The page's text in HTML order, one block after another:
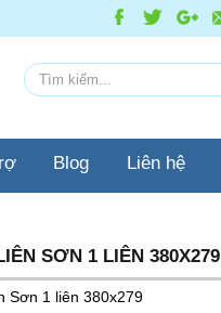
Blog Liên hệ
SƠN 1 LIÊN 380X279
Sơn 1 liên 380x279